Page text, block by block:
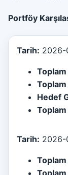
Portföy
Tarih: 2026-
Hedef
Tarih: 2026-